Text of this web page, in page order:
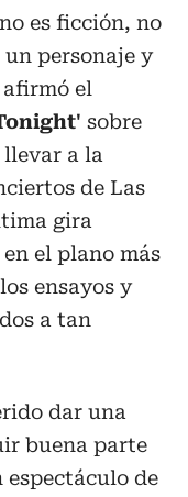
es ficción, no
un personaje y
el
sobre
a la
de Las
gira
el plano más
ensayos y
a tan
dar una
buena parte
de